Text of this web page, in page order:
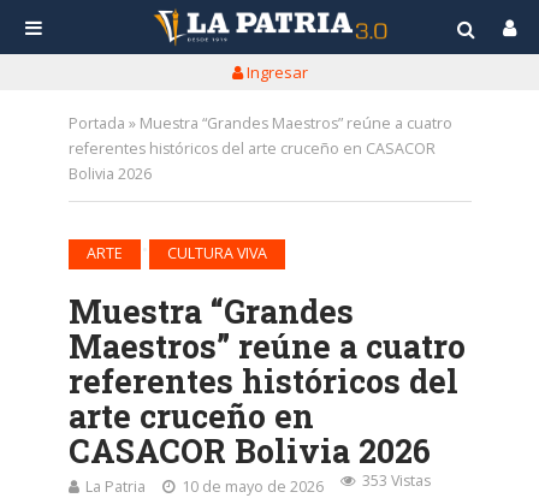
Ingresar
Portada » Muestra “Grandes Maestros” reúne a cuatro
referentes históricos del arte cruceño en CASACOR
Bolivia 2026
ARTE CULTURA VIVA
Muestra “Grandes
Maestros” reúne a cuatro
referentes históricos del
arte cruceño en
CASACOR Bolivia 2026
La Patria 10 de mayo de 2026 353 Vistas